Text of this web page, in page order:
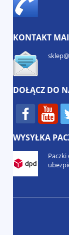
KONTAKT
DOŁĄCZ DO
WYSYŁKA